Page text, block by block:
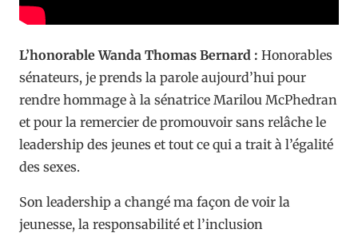
L’honorable Wanda Thomas Bernard : Honorables
sénateurs, je prends la parole aujourd’hui pour
rendre hommage à la sénatrice Marilou McPhedran
et pour la remercier de promouvoir sans relâche le
leadership des jeunes et tout ce qui a trait à l’égalité
des sexes.
Son leadership a changé ma façon de voir la
jeunesse, la responsabilité et l’inclusion